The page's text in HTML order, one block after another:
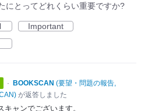
にとってどれくらい重要ですか?
Important
· BOOKSCAN (要望・問題の報告,
) が返答しました
キャンでございます。